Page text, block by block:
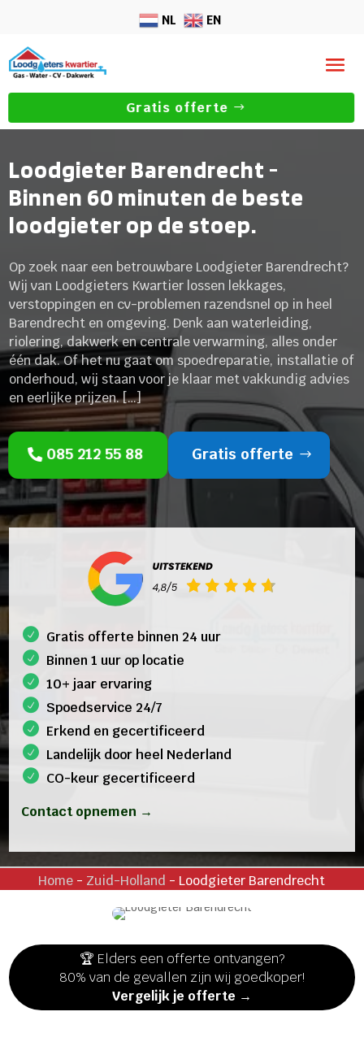
NL EN
Gratis offerte
Loodgieter Barendrecht -
Binnen 60 minuten de beste
loodgieter op de stoep.
Op zoek naar een betrouwbare Loodgieter Barendrecht?
Wij van Loodgieters Kwartier lossen lekkages,
verstoppingen en cv-problemen razendsnel op in heel
Barendrecht en omgeving. Denk aan waterleiding,
riolering, dakwerk en centrale verwarming, alles onder
één dak. Of het nu gaat om spoedreparatie, installatie of
onderhoud, wij staan voor je klaar met vakkundig advies
en eerlijke prijzen. […]
085 212 55 88 Gratis offerte
Gratis offerte binnen 24 uur
Binnen 1 uur op locatie
10+ jaar ervaring
Spoedservice 24/7
Erkend en gecertificeerd
Landelijk door heel Nederland
CO-keur gecertificeerd
Contact opnemen →
Home - Zuid-Holland - Loodgieter Barendrecht
🏆 Elders een offerte ontvangen?
80% van de gevallen zijn wij goedkoper!
Vergelijk je offerte →